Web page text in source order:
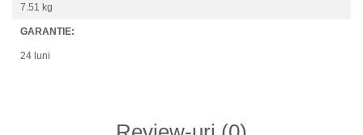
7.51 kg
GARANTIE:
24 luni